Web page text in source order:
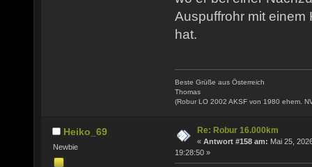
Auspuffrohr mit
hat.
Beste Grüße aus Österreich
Thomas
(Robur LO 2002 AKSF von 1980 ehem.
Heiko_69
Newbie
Re: Robur 16.000km
« Antwort #158 am: Mai 25,
19:28:50 »